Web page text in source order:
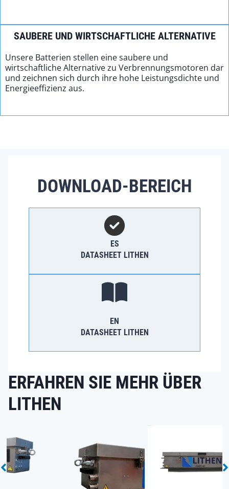
SAUBERE UND WIRTSCHAFTLICHE ALTERNATIVE
Unsere Batterien stellen eine saubere und
wirtschaftliche Alternative zu Verbrennungsmotoren dar
und zeichnen sich durch ihre hohe Leistungsdichte und
Energieeffizienz aus.
DOWNLOAD-BEREICH
ES
DATASHEET LITHEN
EN
DATASHEET LITHEN
ERFAHREN SIE MEHR ÜBER
LITHEN